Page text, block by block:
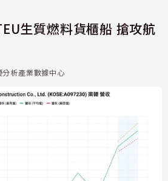
生質燃料貨櫃船 搶攻航
析產業數據中心